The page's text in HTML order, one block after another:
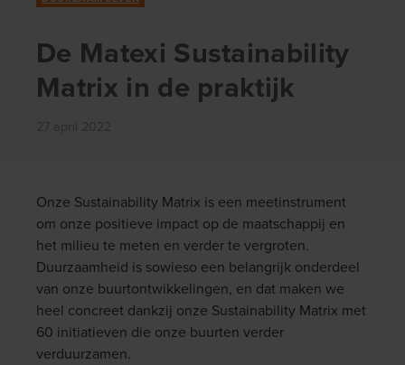
De Matexi Sustainability
Matrix in de praktijk
Onze Sustainability Matrix is een meetinstrument
om onze positieve impact op de maatschappij en
het milieu te meten en verder te vergroten.
Duurzaamheid is sowieso een belangrijk onderdeel
van onze buurtontwikkelingen, en dat maken we
heel concreet dankzij onze Sustainability Matrix met
60 initiatieven die onze buurten verder
verduurzamen.